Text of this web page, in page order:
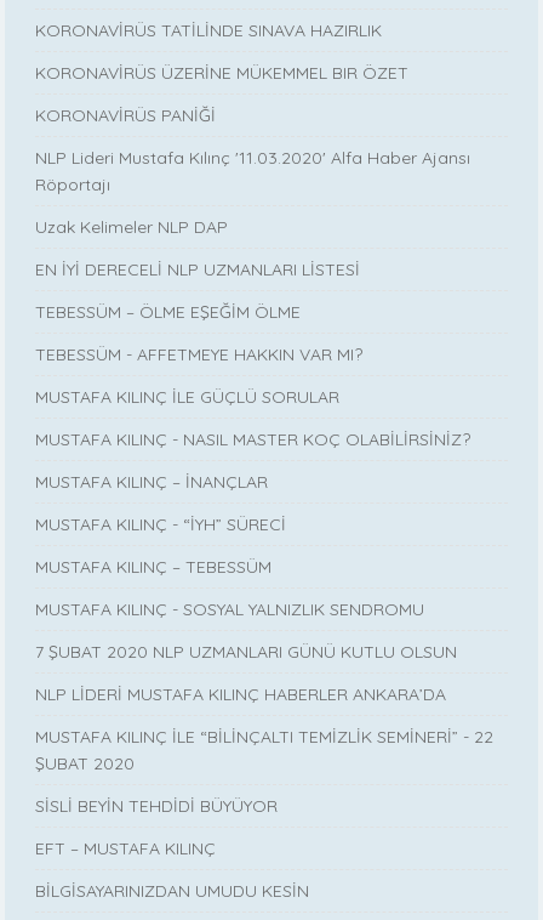
KORONAVİRÜS TATİLİNDE SINAVA HAZIRLIK
KORONAVİRÜS ÜZERİNE MÜKEMMEL BIR ÖZET
KORONAVİRÜS PANİĞİ
NLP Lideri Mustafa Kılınç '11.03.2020' Alfa Haber Ajansı
Röportajı
Uzak Kelimeler NLP DAP
EN İYİ DERECELİ NLP UZMANLARI LİSTESİ
TEBESSÜM – ÖLME EŞEĞİM ÖLME
TEBESSÜM - AFFETMEYE HAKKIN VAR MI?
MUSTAFA KILINÇ İLE GÜÇLÜ SORULAR
MUSTAFA KILINÇ - NASIL MASTER KOÇ OLABİLİRSİNİZ?
MUSTAFA KILINÇ – İNANÇLAR
MUSTAFA KILINÇ - “İYH” SÜRECİ
MUSTAFA KILINÇ – TEBESSÜM
MUSTAFA KILINÇ - SOSYAL YALNIZLIK SENDROMU
7 ŞUBAT 2020 NLP UZMANLARI GÜNÜ KUTLU OLSUN
NLP LİDERİ MUSTAFA KILINÇ HABERLER ANKARA’DA
MUSTAFA KILINÇ İLE “BİLİNÇALTI TEMİZLİK SEMİNERİ” - 22
ŞUBAT 2020
SİSLİ BEYİN TEHDİDİ BÜYÜYOR
EFT – MUSTAFA KILINÇ
BİLGİSAYARINIZDAN UMUDU KESİN